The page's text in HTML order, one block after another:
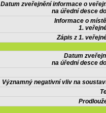
Datum zveřejnění informace o
na úřední desce
Informace o
1.
Zápis z 1.
Datum
na úřední desce
Významný negativní vliv na